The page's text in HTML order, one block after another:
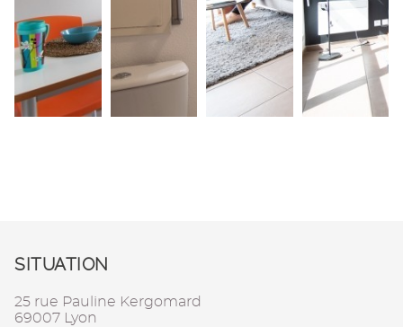
SITUATION
25 rue Pauline Kergomard
69007 Lyon